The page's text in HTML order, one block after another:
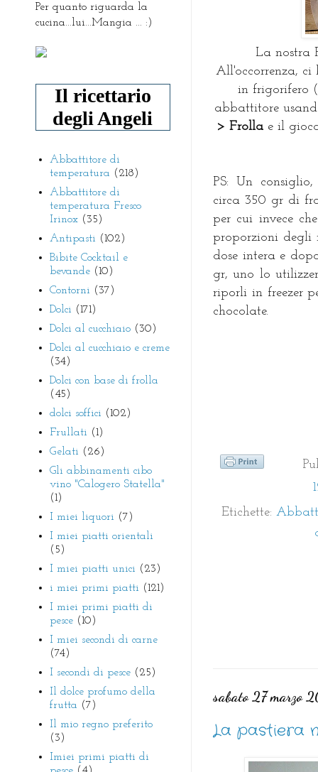
La nostra
All'occorrenza, ci
in frigorifero
abbattitore
> Frolla e il
PS: Un
circa 350 gr di
per cui invece
proporzioni degli
dose intera e
gr, uno lo
riporli in freezer
chocolate.
Etichette:
sabato 27 marzo
La pastiera
Per quanto riguarda la
cucina...lui...Mangia ... :)
Il ricettario
degli Angeli
Abbattitore di
temperatura (218)
Abbattitore di
temperatura Fresco
Irinox (35)
Antipasti (102)
Bibite Cocktail e
bevande (10)
Contorni (37)
Dolci (171)
Dolci al cucchiaio (30)
Dolci al cucchiaio e creme
(34)
Dolci con base di frolla
(45)
dolci soffici (102)
Frullati (1)
Gelati (26)
Gli abbinamenti cibo
vino "Calogero Statella"
(1)
I miei liquori (7)
I miei piatti orientali
(5)
I miei piatti unici (23)
i miei primi piatti (121)
I miei primi piatti di
pesce (10)
I miei secondi di carne
(74)
I secondi di pesce (25)
Il dolce profumo della
frutta (7)
Il mio regno preferito
(3)
Imiei primi piatti di